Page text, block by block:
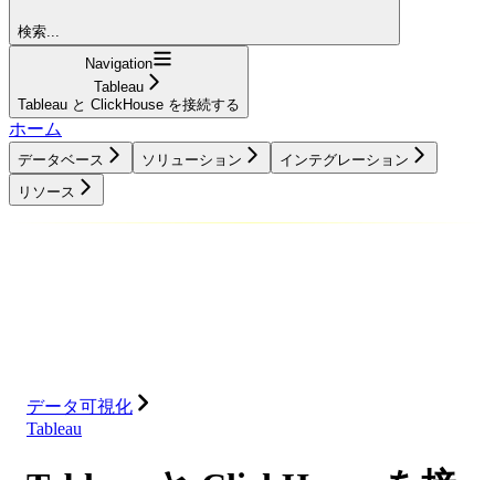
検索...
Navigation
Tableau
Tableau と ClickHouse を接続する
ホーム
データベース ソリューション
インテグレーション
リソース
データ可視化
Tableau